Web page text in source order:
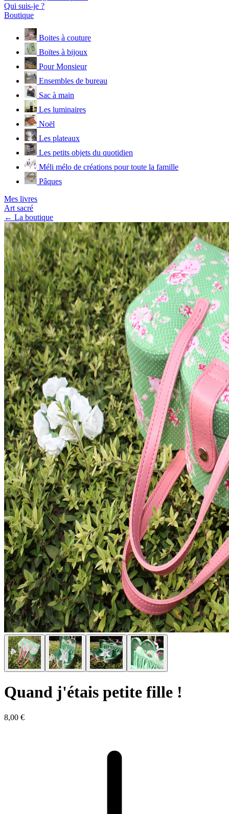
Qui suis-je ?
Boutique
Boites à couture
Boïtes à bijoux
Pour Monsieur
Ensembles de bureau
Sac à main
Les luminaires
Noël
Les plateaux
Les petits objets du quotidien
Méli mélo de créations pour toute la famille
Pâques
Mes livres
Art sacré
← La boutique
Quand j'étais petite fille !
8,00 €